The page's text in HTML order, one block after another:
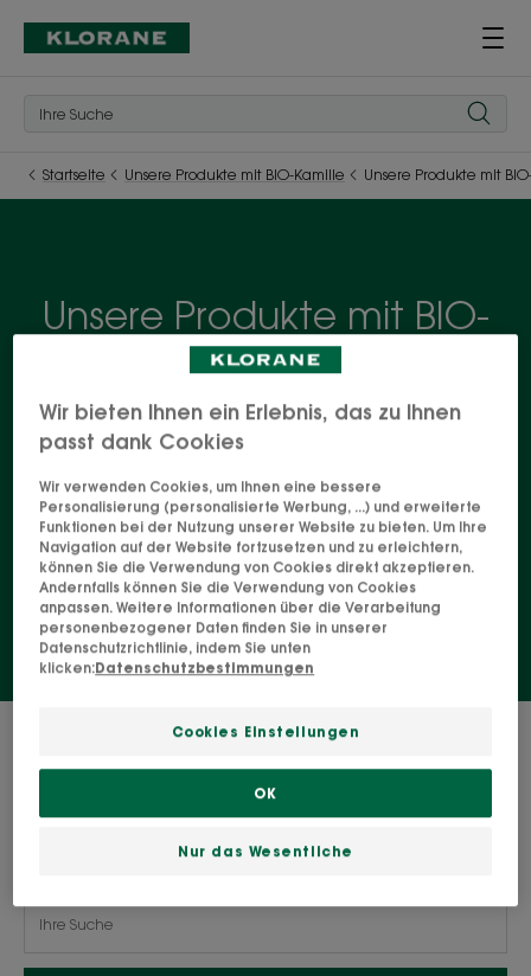
Startseite Unsere Produkte mit BIO-Kamille Unsere Produkte mit
Unsere Produkte mit BIO-
Kamille
Die Vorteile der Kamille, der Hohepriesterin des
blonden und hellbraunen Haares, sind in einer
kompletten Palette von aufhellenden
Haarprodukten erhalten. Genug, um auch an
verregneten Tagen etwas Sonne in Ihr Leben zu
bringen!
0 Ergebnis "Unsere Produkte mit BIO-
Kamille"
Suche nach Thema, Sortiment oder Produkttyp
Wir bieten Ihnen ein Erlebnis, das zu Ihnen
passt dank Cookies
Wir verwenden Cookies, um Ihnen eine bessere
Personalisierung (personalisierte Werbung, ...) und erweiterte
Funktionen bei der Nutzung unserer Website zu bieten. Um Ihre
Navigation auf der Website fortzusetzen und zu erleichtern,
können Sie die Verwendung von Cookies direkt akzeptieren.
Andernfalls können Sie die Verwendung von Cookies
anpassen. Weitere Informationen über die Verarbeitung
personenbezogener Daten finden Sie in unserer
Datenschutzrichtlinie, indem Sie unten
klicken:Datenschutzbestimmungen
Cookies Einstellungen
Nur das Wesentliche
OK